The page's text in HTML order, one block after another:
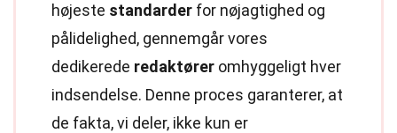
højeste standarder for nøjagtighed og
pålidelighed, gennemgår vores
dedikerede redaktører omhyggeligt hver
indsendelse. Denne proces garanterer, at
de fakta, vi deler, ikke kun er